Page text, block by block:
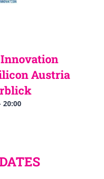
Austria
20:00